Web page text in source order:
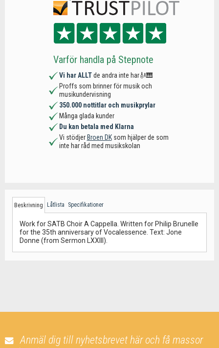
Varför handla på Stepnote
Vi har ALLTde andra inte har🎻🎹
Proffs som brinner för musik och
musikundervisning
350.000 nottitlar och musikprylar
Många glada kunder
Du kan betala med Klarna
Vi stödjer Broen DKsom hjälper de som
inte har råd med musikskolan
Beskrivning Låtlista Specifikationer
Work for SATB Choir A Cappella. Written for Philip Brunelle
for the 35th anniversary of Vocalessence. Text: Jone
Donne (from Sermon LXXIII).
Anmäl dig till nyhetsbrevet här och få massor